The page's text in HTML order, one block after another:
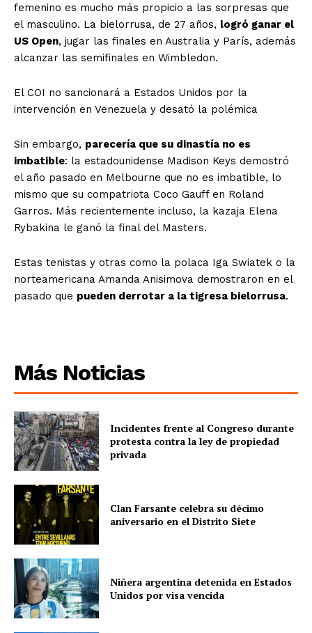
femenino es mucho más propicio a las sorpresas que
el masculino. La bielorrusa, de 27 años, logró ganar el
US Open, jugar las finales en Australia y París, además
alcanzar las semifinales en Wimbledon.
El COI no sancionará a Estados Unidos por la
intervención en Venezuela y desató la polémica
Sin embargo, parecería que su dinastía no es
imbatible: la estadounidense Madison Keys demostró
el año pasado en Melbourne que no es imbatible, lo
mismo que su compatriota Coco Gauff en Roland
Garros. Más recientemente incluso, la kazaja Elena
Rybakina le ganó la final del Masters.
Estas tenistas y otras como la polaca Iga Swiatek o la
norteamericana Amanda Anisimova demostraron en el
pasado que pueden derrotar a la tigresa bielorrusa.
Más Noticias
Incidentes frente al Congreso durante
protesta contra la ley de propiedad
privada
Clan Farsante celebra su décimo
aniversario en el Distrito Siete
Niñera argentina detenida en Estados
Unidos por visa vencida